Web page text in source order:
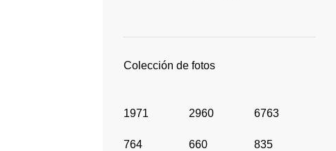
Colección de fotos
1971
764
2960
660
6763
835